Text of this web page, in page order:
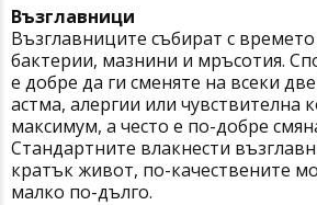
Възглавници
Възглавниците събират с
бактерии, мазнини и мръсотия.
е добре да ги сменяте на всеки
астма, алергии или чувствителна
максимум, а често е по-добре
Стандартните влакнести
кратък живот, по-качествените
малко по-дълго.